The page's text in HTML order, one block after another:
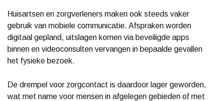
Huisartsen en zorgverleners maken ook steeds vaker
gebruik van mobiele communicatie. Afspraken worden
digitaal gepland, uitslagen komen via beveiligde apps
binnen en videoconsulten vervangen in bepaalde gevallen
het fysieke bezoek.
De drempel voor zorgcontact is daardoor lager geworden,
wat met name voor mensen in afgelegen gebieden of met